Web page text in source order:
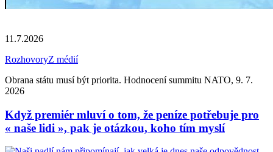
11.7.2026
RozhovoryZ médií
Obrana státu musí být priorita. Hodnocení summitu NATO, 9. 7.
2026
Když premiér mluví o tom, že peníze potřebuje pro
« naše lidi », pak je otázkou, koho tím myslí